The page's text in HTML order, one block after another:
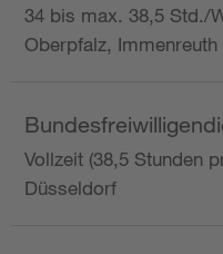
34 bis max. 38,5 Std./
Oberpfalz, Immenreuth
Vollzeit (38,5 Stunden
Düsseldorf